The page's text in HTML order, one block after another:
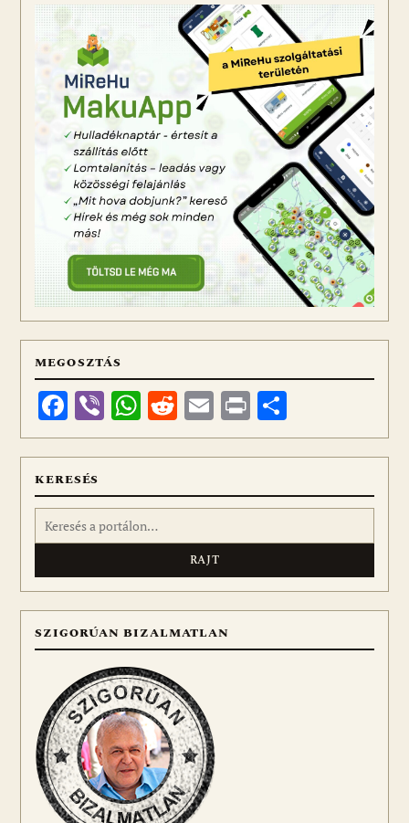
MEGOSZTÁS
Facebook
ViberWhatsApp
Reddit
Email
Print
meg
KERESÉS
Keresés:
SZIGORÚAN BIZALMATLAN